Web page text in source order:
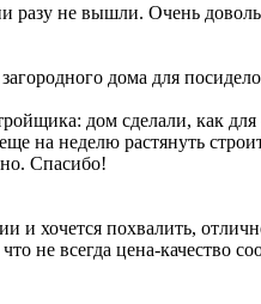
не вышли. Очень
дома для
дом сделали, как
неделю растянуть
Спасибо!
хочется похвалить,
не всегда цена-качество